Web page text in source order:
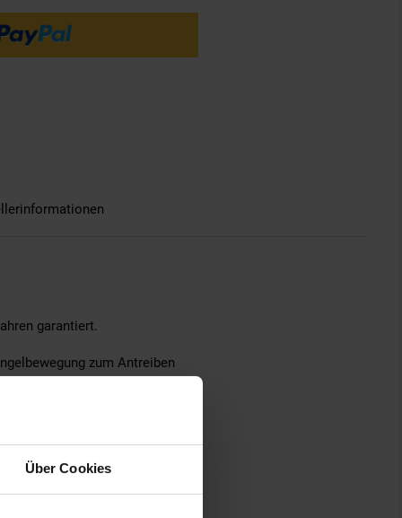
Über Cookies
garantiert.
zum Antreiben
Scooter-Rollen aus PU
Schwerpunkt ist ein